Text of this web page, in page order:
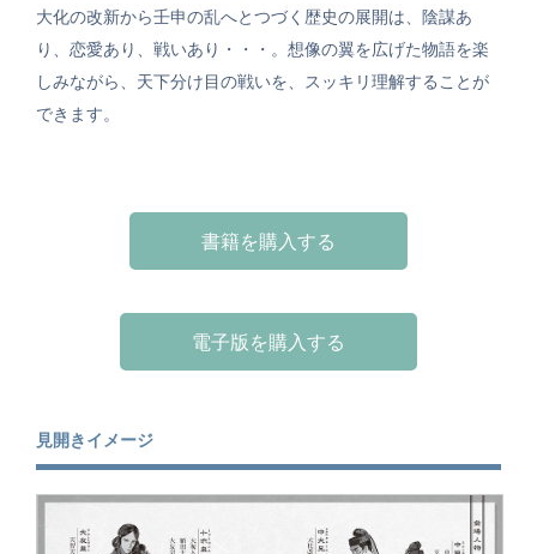
大化の改新から壬申の乱へとつづく歴史の展開は、陰謀あ
り、恋愛あり、戦いあり・・・。想像の翼を広げた物語を楽
しみながら、天下分け目の戦いを、スッキリ理解することが
できます。
書籍を購入する
電子版を購入する
見開きイメージ